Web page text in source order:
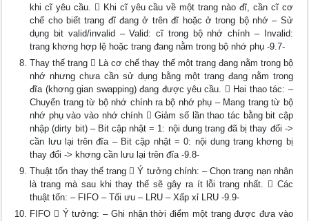
khi cĩ yêu cầu.  Khi cĩ yêu cầu về một trang nào đĩ, cần cĩ cơ
chế cho biết trang đĩ đang ở trên đĩ hoặc ở trong bộ nhớ – Sử
dụng bit valid/invalid – Valid: cĩ trong bộ nhớ chính – Invalid:
trang khơng hợp lệ hoặc trang đang nằm trong bộ nhớ phụ -9.7-
Thay thế trang  Là cơ chế thay thế một trang đang nằm trong bộ
nhớ nhưng chưa cần sử dụng bằng một trang đang nằm trong
đĩa (khơng gian swapping) đang được yêu cầu.  Hai thao tác: –
Chuyển trang từ bộ nhớ chính ra bộ nhớ phụ – Mang trang từ bộ
nhớ phụ vào vào nhớ chính  Giảm số lần thao tác bằng bit cập
nhập (dirty bit) – Bit cập nhật = 1: nội dung trang đã bị thay đổi ->
cần lưu lại trên đĩa – Bit cập nhật = 0: nội dung trang khơng bị
thay đổi -> khơng cần lưu lại trên đĩa -9.8-
Thuật tốn thay thế trang  Ý tưởng chính: – Chọn trang nạn nhân
là trang mà sau khi thay thế sẽ gây ra ít lỗi trang nhất.  Các
thuật tốn: – FIFO – Tối ưu – LRU – Xấp xỉ LRU -9.9-
FIFO  Ý tưởng: – Ghi nhận thời điểm một trang được đưa vào